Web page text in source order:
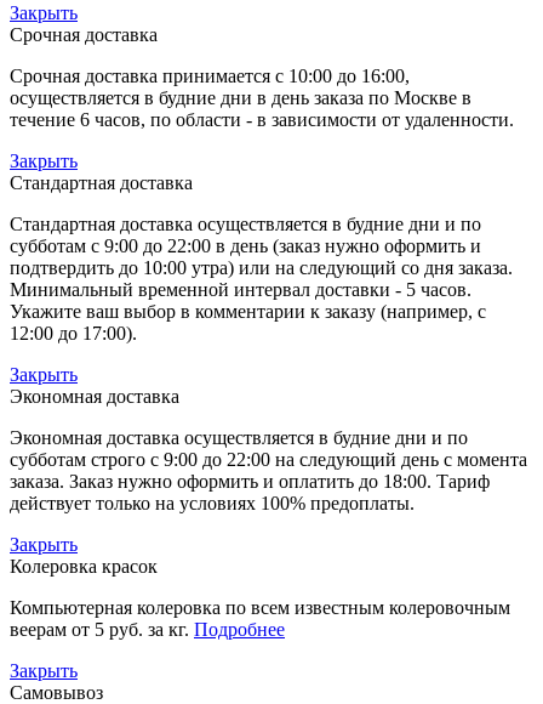
Закрыть
Срочная доставка
Срочная доставка принимается с 10:00 до 16:00,
осуществляется в будние дни в день заказа по Москве в
течение 6 часов, по области - в зависимости от удаленности.
Закрыть
Стандартная доставка
Стандартная доставка осуществляется в будние дни и по
субботам с 9:00 до 22:00 в день (заказ нужно оформить и
подтвердить до 10:00 утра) или на следующий со дня заказа.
Минимальный временной интервал доставки - 5 часов.
Укажите ваш выбор в комментарии к заказу (например, с
12:00 до 17:00).
Закрыть
Экономная доставка
Экономная доставка осуществляется в будние дни и по
субботам строго с 9:00 до 22:00 на следующий день с момента
заказа. Заказ нужно оформить и оплатить до 18:00. Тариф
действует только на условиях 100% предоплаты.
Закрыть
Колеровка красок
Компьютерная колеровка по всем известным колеровочным
веерам от 5 руб. за кг. Подробнее
Закрыть
Самовывоз